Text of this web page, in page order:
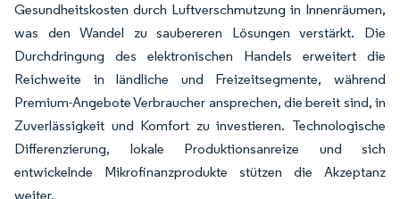
Gesundheitskosten durch Luftverschmutzung in Innenräumen,
was den Wandel zu saubereren Lösungen verstärkt. Die
Durchdringung des elektronischen Handels erweitert die
Reichweite in ländliche und Freizeitsegmente, während
Premium-Angebote Verbraucher ansprechen, die bereit sind, in
Zuverlässigkeit und Komfort zu investieren. Technologische
Differenzierung, lokale Produktionsanreize und sich
entwickelnde Mikrofinanzprodukte stützen die Akzeptanz
weiter.